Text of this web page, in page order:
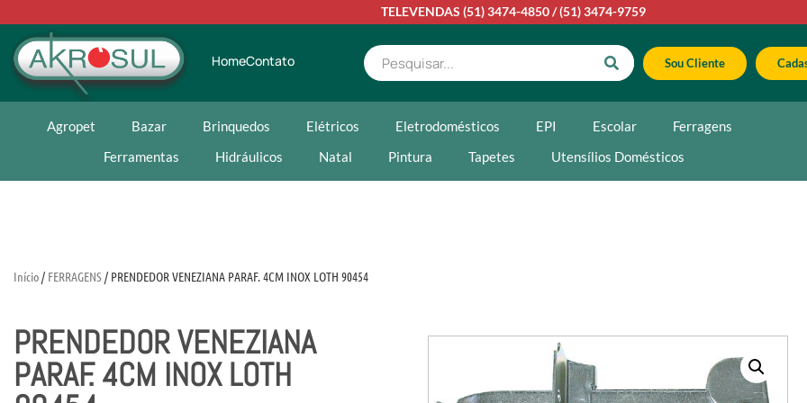
TELEVENDAS (51) 3474-4850/(51) 3474-9759
HomeContato Sou Cliente
Agropet Bazar Brinquedos Elétricos Eletrodomésticos EPI Escolar
Ferragens
Ferramentas
Hidráulicos Natal Pintura Tapetes Utensílios Domésticos
Início/ FERRAGENS/ PRENDEDOR VENEZIANA PARAF. 4CM INOX LOTH 90454
PRENDEDOR VENEZIANA
PARAF. 4CM INOX LOTH